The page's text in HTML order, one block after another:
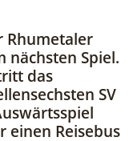
Rhumetaler
nächsten Spiel.
das
SV
einen Reisebus